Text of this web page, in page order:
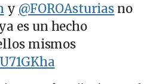
y @FOROAsturias no
es un hecho
mismos